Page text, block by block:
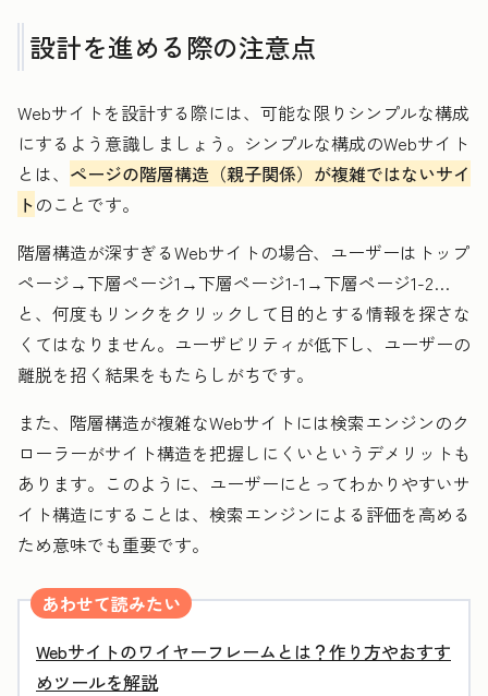
設計を進める際の注意点
Webサイトを設計する際には、可能な限りシンプルな構成
にするよう意識しましょう。シンプルな構成のWebサイト
とは、 ページの階層構造（親子関係）が複雑ではないサイ
トのことです。
階層構造が深すぎるWebサイトの場合、ユーザーはトップ
ページ→下層ページ1→下層ページ1-1→下層ページ1-2…
と、何度もリンクをクリックして目的とする情報を探さな
くてはなりません。ユーザビリティが低下し、ユーザーの
離脱を招く結果をもたらしがちです。
また、階層構造が複雑なWebサイトには検索エンジンのク
ローラーがサイト構造を把握しにくいというデメリットも
あります。このように、ユーザーにとってわかりやすいサ
イト構造にすることは、検索エンジンによる評価を高める
ため意味でも重要です。
あわせて読みたい
Webサイトのワイヤーフレームとは？作り方やおすす
めツールを解説